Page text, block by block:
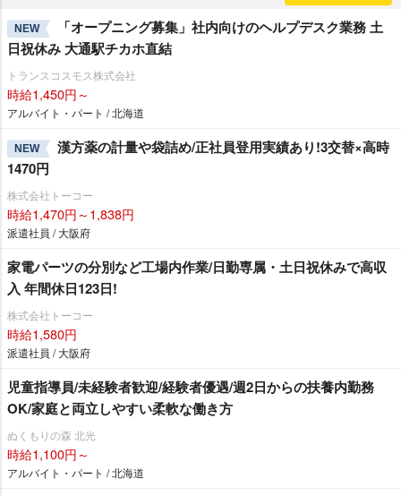
NEW
「オープニング募集」社内向けのヘルプデスク業務 土
日祝休み 大通駅チカホ直結
トランスコスモス株式会社
時給1,450円～
アルバイト・パート / 北海道
NEW
漢方薬の計量や袋詰め/正社員登用実績あり!3交替×高時
1470円
株式会社トーコー
時給1,470円～1,838円
派遣社員 / 大阪府
家電パーツの分別など工場内作業/日勤専属・土日祝休みで高収
入 年間休日123日!
株式会社トーコー
時給1,580円
派遣社員 / 大阪府
児童指導員/未経験者歓迎/経験者優遇/週2日からの扶養内勤務
OK/家庭と両立しやすい柔軟な働き方
ぬくもりの森 北光
時給1,100円～
アルバイト・パート / 北海道